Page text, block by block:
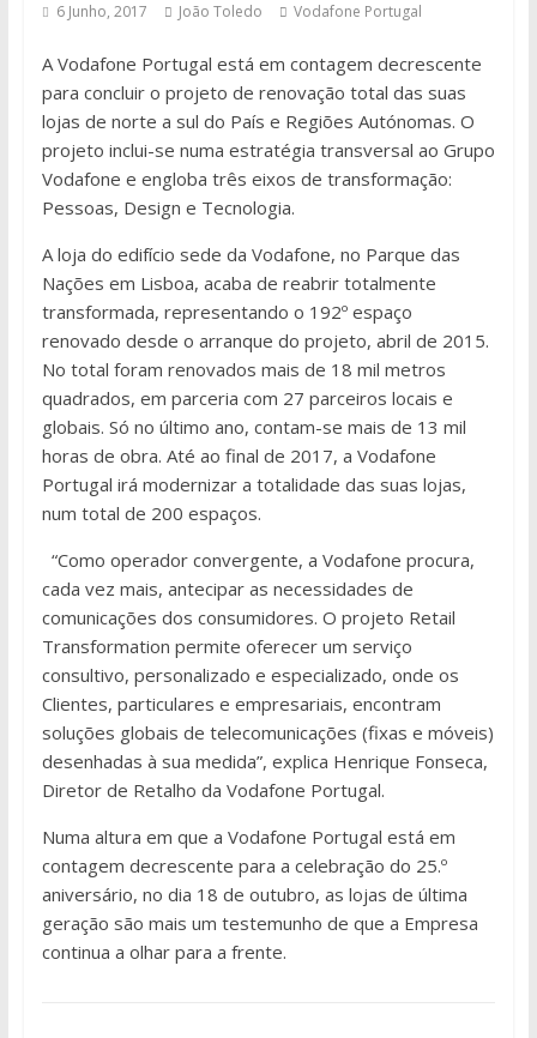
6 Junho, 2017 João Toledo Vodafone Portugal
A Vodafone Portugal está em contagem decrescente
para concluir o projeto de renovação total das suas
lojas de norte a sul do País e Regiões Autónomas. O
projeto inclui-se numa estratégia transversal ao Grupo
Vodafone e engloba três eixos de transformação:
Pessoas, Design e Tecnologia.
A loja do edifício sede da Vodafone, no Parque das
Nações em Lisboa, acaba de reabrir totalmente
transformada, representando o 192º espaço
renovado desde o arranque do projeto, abril de 2015.
No total foram renovados mais de 18 mil metros
quadrados, em parceria com 27 parceiros locais e
globais. Só no último ano, contam-se mais de 13 mil
horas de obra. Até ao final de 2017, a Vodafone
Portugal irá modernizar a totalidade das suas lojas,
num total de 200 espaços.
“Como operador convergente, a Vodafone procura,
cada vez mais, antecipar as necessidades de
comunicações dos consumidores. O projeto Retail
Transformation permite oferecer um serviço
consultivo, personalizado e especializado, onde os
Clientes, particulares e empresariais, encontram
soluções globais de telecomunicações (fixas e móveis)
desenhadas à sua medida”, explica Henrique Fonseca,
Diretor de Retalho da Vodafone Portugal.
Numa altura em que a Vodafone Portugal está em
contagem decrescente para a celebração do 25.º
aniversário, no dia 18 de outubro, as lojas de última
geração são mais um testemunho de que a Empresa
continua a olhar para a frente.